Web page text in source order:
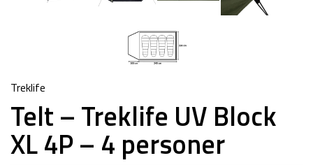
Treklife
Telt – Treklife UV Block
XL 4P – 4 personer